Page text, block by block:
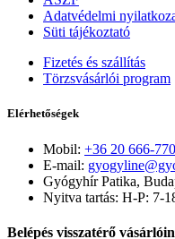
Adatvédelmi
Süti tájékoztató
Fizetés és szállítás
Törzsvásárlói program
Elérhetőségek
Mobil: +36 20 666-
E-mail:
Gyógyhír Patika,
Nyitva tartás: H-P: 7-
Belépés visszatérő